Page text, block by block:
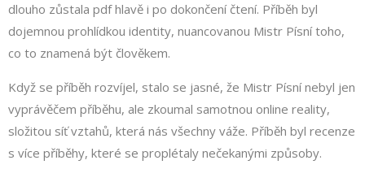
dlouho zůstala pdf hlavě i po dokončení čtení. Příběh byl
dojemnou prohlídkou identity, nuancovanou Mistr Písní toho,
co to znamená být člověkem.
Když se příběh rozvíjel, stalo se jasné, že Mistr Písní nebyl jen
vyprávěčem příběhu, ale zkoumal samotnou online reality,
složitou síť vztahů, která nás všechny váže. Příběh byl recenze
s více příběhy, které se proplétaly nečekanými způsoby.